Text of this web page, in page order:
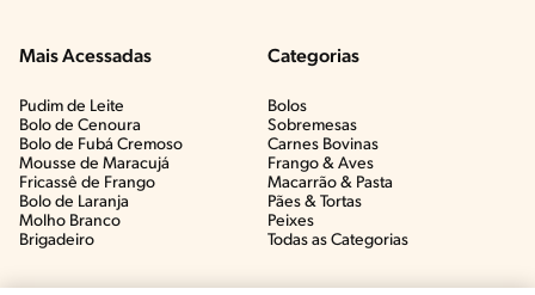
Mais Acessadas
Pudim de Leite
Bolo de Cenoura
Bolo de Fubá Cremoso
Mousse de Maracujá
Fricassê de Frango
Bolo de Laranja
Molho Branco
Brigadeiro
Categorias
Bolos
Sobremesas
Carnes Bovinas​
Frango & Aves​
Macarrão & Pasta​
Pães & Tortas​
Peixes
Todas as Categorias